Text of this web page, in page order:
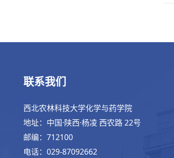
联系我们
西北农林科技大学化学与药学院
地址：中国·陕西·杨凌 西农路 22号
邮编：712100
电话：029-87092662